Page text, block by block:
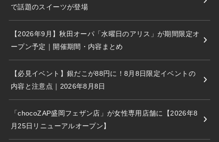
で話題のスイーツが登場
【2026年9月】秋田オーパ「水曜日のアリス」が期間限定オ
ープン予定｜開催期間・内容まとめ
【必見イベント】銀だこが88円に！8月8日限定イベントの
内容と注意点｜2026年8月8日
「chocoZAP盛岡フェザン店」が女性専用店舗に【2026年8
月25日リニューアルオープン】